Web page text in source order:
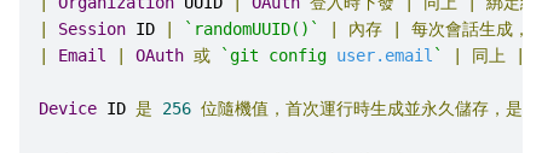
Session ID `randomUUID()` 內存
每次會話生成，
Email OAuth 或 `git config user.email ` 同上
Device ID 是 256 位隨機值，首次運行時生成並永久儲存，是